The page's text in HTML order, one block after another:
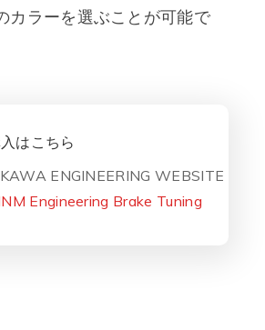
カラーを選ぶことが可能で
はこちら
ENGINEERING WEBSITE
Engineering Brake Tuning